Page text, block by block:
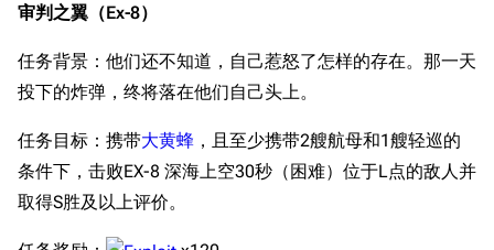
审判之翼（Ex-8）
任务背景：他们还不知道，自己惹怒了怎样的存在。那一天
投下的炸弹，终将落在他们自己头上。
任务目标：携带大黄蜂 ，且至少携带2艘航母和1艘轻巡的
条件下，击败EX-8 深海上空30秒（困难）位于L点的敌人并
取得S胜及以上评价。